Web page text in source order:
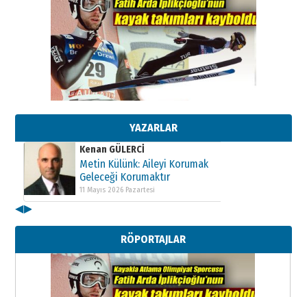
YAZARLAR
Kenan GÜLERCİ
Metin Külünk: Aileyi Korumak
11 Mayıs 2026 Pazartesi
Kenan GÜLERCİ
Metin Külünk: Aileyi Korumak
Geleceği Korumaktır
11 Mayıs 2026 Pazartesi
Metin Külünk: Aileyi Korumak
Geleceği Korumaktır
11 Mayıs 2026 Pazartesi
◀▶
RÖPORTAJLAR